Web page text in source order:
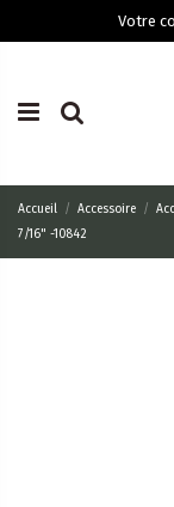
Votre
Accueil Accessoire
7/16" -10842